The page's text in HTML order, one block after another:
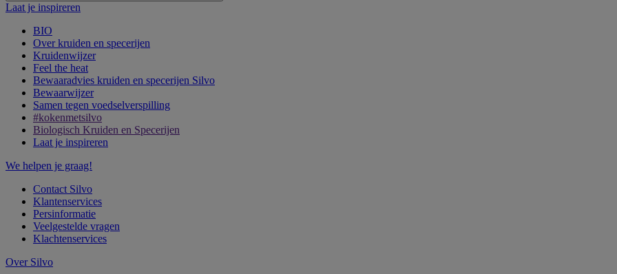
Laat je inspireren
BIO
Over kruiden en specerijen
Kruidenwijzer
Feel the heat
Bewaaradvies kruiden en specerijen Silvo
Bewaarwijzer
Samen tegen voedselverspilling
#kokenmetsilvo
Biologisch Kruiden en Specerijen
Laat je inspireren
We helpen je graag!
Contact Silvo
Klantenservices
Persinformatie
Veelgestelde vragen
Klachtenservices
Over Silvo